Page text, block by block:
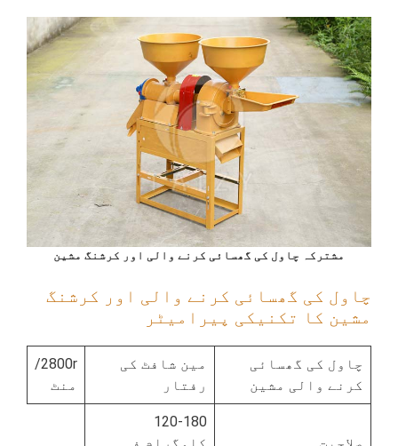
مشترکہ چاول کی گھسائی کرنے والی اور کرشنگ مشین
چاول کی گھسائی کرنے والی اور کرشنگ
مشین کا تکنیکی پیرامیٹر
چاول کی گھسائی
کرنے والی مشین
مین شافٹ کی
رفتار
2800r/
منٹ
صلاحیت
120-180
کلوگرام فی